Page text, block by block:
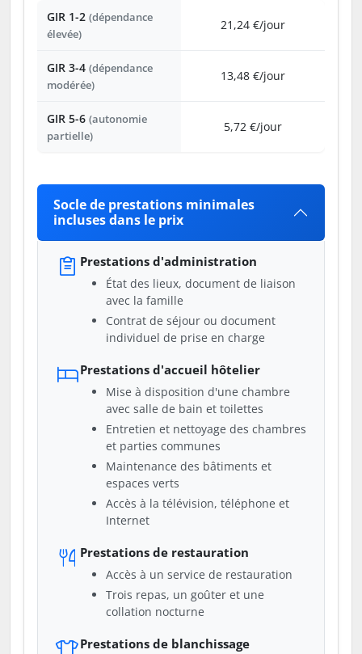
GIR 1-2 (dépendance
élevée)
21,24 €/jour
GIR 3-4 (dépendance
modérée)
13,48 €/jour
GIR 5-6 (autonomie
partielle)
5,72 €/jour
Socle de prestations minimales
incluses dans le prix
Prestations d'administration
État des lieux, document de liaison
avec la famille
Contrat de séjour ou document
individuel de prise en charge
Prestations d'accueil hôtelier
Mise à disposition d'une chambre
avec salle de bain et toilettes
Entretien et nettoyage des chambres
et parties communes
Maintenance des bâtiments et
espaces verts
Accès à la télévision, téléphone et
Internet
Prestations de restauration
Accès à un service de restauration
Trois repas, un goûter et une
collation nocturne
Prestations de blanchissage